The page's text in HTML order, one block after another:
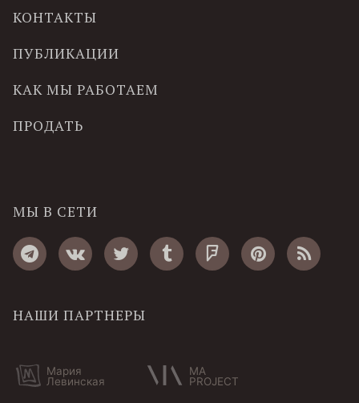
КОНТАКТЫ
ПУБЛИКАЦИИ
КАК МЫ РАБОТАЕМ
ПРОДАТЬ
МЫ В СЕТИ
НАШИ ПАРТНЕРЫ
Мария
Левинская
MA
PROJECT